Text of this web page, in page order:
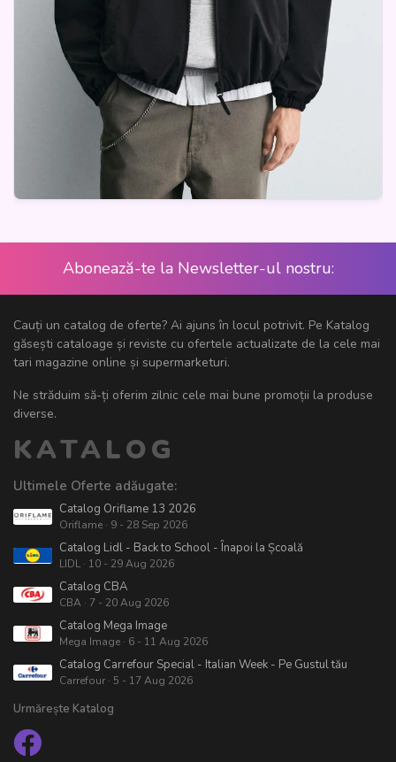
Abonează-te la Newsletter-ul nostru:
Cauți un catalog de oferte? Ai ajuns în locul potrivit. Pe Katalog
găsești cataloage și reviste cu ofertele actualizate de la cele mai
tari magazine online și supermarketuri.
Ne străduim să-ți oferim zilnic cele mai bune promoții la produse
diverse.
KATALOG
Ultimele Oferte adăugate:
Catalog Oriflame 13 2026
Oriflame · 9 - 28 Sep 2026
Catalog Lidl - Back to School - Înapoi la Școală
LIDL · 10 - 29 Aug 2026
Catalog CBA
CBA · 7 - 20 Aug 2026
Catalog Mega Image
Mega Image · 6 - 11 Aug 2026
Catalog Carrefour Special - Italian Week - Pe Gustul tău
Carrefour · 5 - 17 Aug 2026
Urmărește Katalog